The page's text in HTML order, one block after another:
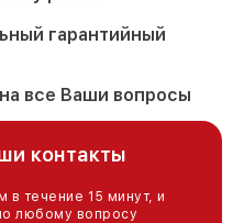
гарантийный
все Ваши вопросы
контакты
течение 15 минут, и
любому вопросу